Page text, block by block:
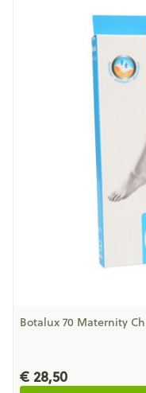
211
46
Botalux 70 Maternity
€ 28,50